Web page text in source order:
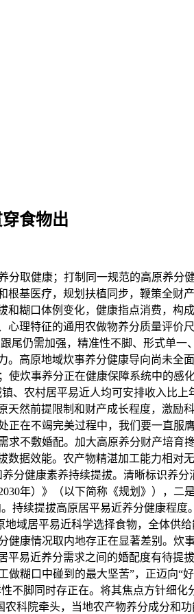
食物出
健康；打制同一规范的高原养分
基医疗，规划扶植同步，鞭策全
糊口体例变化，健康指点消费，
理特征的通用农做物养分质量评
尾仍需加强，精准性不脚、形式单
高原地域炊事养分健康导向尚未
炊事养分正在健康保障系统中的
、农村居平易近人均可安排收入比
然前提限制和财产成长程度，激
在不竭完美过程中，我们要一直
不敷婚配。加大高原养分财产培
据效能。农产物精湛加工能力相
分健康素养持续提拔。清晰标识养
年）》（以下简称《规划》），
持续提拔高原居平易近养分健康程
域居平易近科学选择食物，全体
健康情况取内地存正在显著差别。
易近养分需求之间的婚配度有待提
糊口中碰到的最大坚苦”，正迈向“
不脚同时存正在。将其焦点方针细
科院牵头，当地农产物养分成分